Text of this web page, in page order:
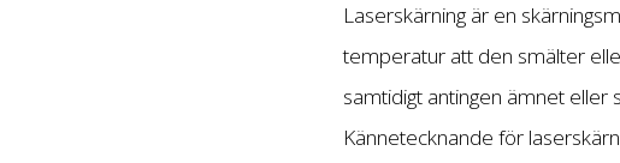
Laserskärning är en
temperatur att den smälter
samtidigt antingen ämnet eller
Kännetecknande för